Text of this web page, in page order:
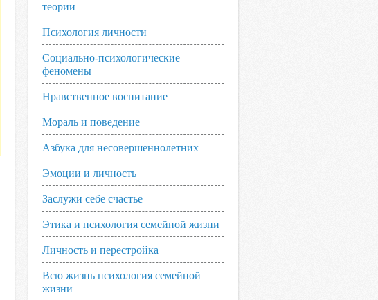
теории
Психология личности
Социально-психологические
феномены
Нравственное воспитание
Мораль и поведение
Азбука для несовершеннолетних
Эмоции и личность
Заслужи себе счастье
Этика и психология семейной жизни
Личность и перестройка
Всю жизнь психология семейной
жизни